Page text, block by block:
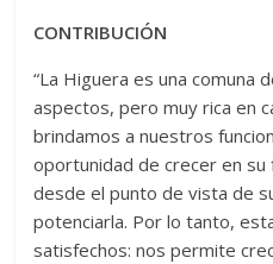
CONTRIBUCIÓN
“La Higuera es una comuna
aspectos, pero muy rica en
brindamos a nuestros
oportunidad de crecer en
desde el punto de vista de
potenciarla. Por lo tanto,
satisfechos: nos permite